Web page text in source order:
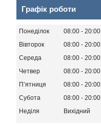
Графік роботи
Понеділок 08:00
20:00
Вівторок
08:00
20:00
Середа
08:00
20:00
Четвер
08:00
20:00
Пʼятниця
08:00
20:00
Субота
08:00
20:00
Неділя
Вихідний